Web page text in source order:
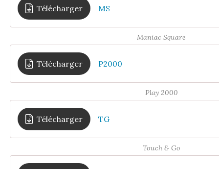
Télécharger MS
Maniac Square
Télécharger P2000
Play 2000
Télécharger TG
Touch & Go